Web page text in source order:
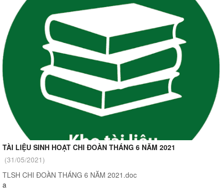
TÀI LIỆU SINH HOẠT CHI ĐOÀN THÁNG 6 NĂM 2021
(31/05/2021)
TLSH CHI ĐOÀN THÁNG 6 NĂM 2021.doc
a